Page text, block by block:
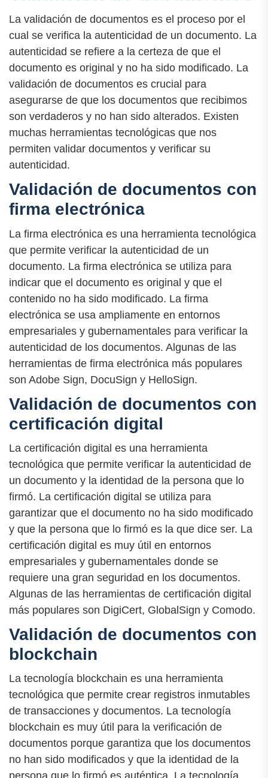
La validación de documentos es el proceso por el
cual se verifica la autenticidad de un documento. La
autenticidad se refiere a la certeza de que el
documento es original y no ha sido modificado. La
validación de documentos es crucial para
asegurarse de que los documentos que recibimos
son verdaderos y no han sido alterados. Existen
muchas herramientas tecnológicas que nos
permiten validar documentos y verificar su
autenticidad.
Validación de documentos con
firma electrónica
La firma electrónica es una herramienta tecnológica
que permite verificar la autenticidad de un
documento. La firma electrónica se utiliza para
indicar que el documento es original y que el
contenido no ha sido modificado. La firma
electrónica se usa ampliamente en entornos
empresariales y gubernamentales para verificar la
autenticidad de los documentos. Algunas de las
herramientas de firma electrónica más populares
son Adobe Sign, DocuSign y HelloSign.
Validación de documentos con
certificación digital
La certificación digital es una herramienta
tecnológica que permite verificar la autenticidad de
un documento y la identidad de la persona que lo
firmó. La certificación digital se utiliza para
garantizar que el documento no ha sido modificado
y que la persona que lo firmó es la que dice ser. La
certificación digital es muy útil en entornos
empresariales y gubernamentales donde se
requiere una gran seguridad en los documentos.
Algunas de las herramientas de certificación digital
más populares son DigiCert, GlobalSign y Comodo.
Validación de documentos con
blockchain
La tecnología blockchain es una herramienta
tecnológica que permite crear registros inmutables
de transacciones y documentos. La tecnología
blockchain es muy útil para la verificación de
documentos porque garantiza que los documentos
no han sido modificados y que la identidad de la
persona que lo firmó es auténtica. La tecnología